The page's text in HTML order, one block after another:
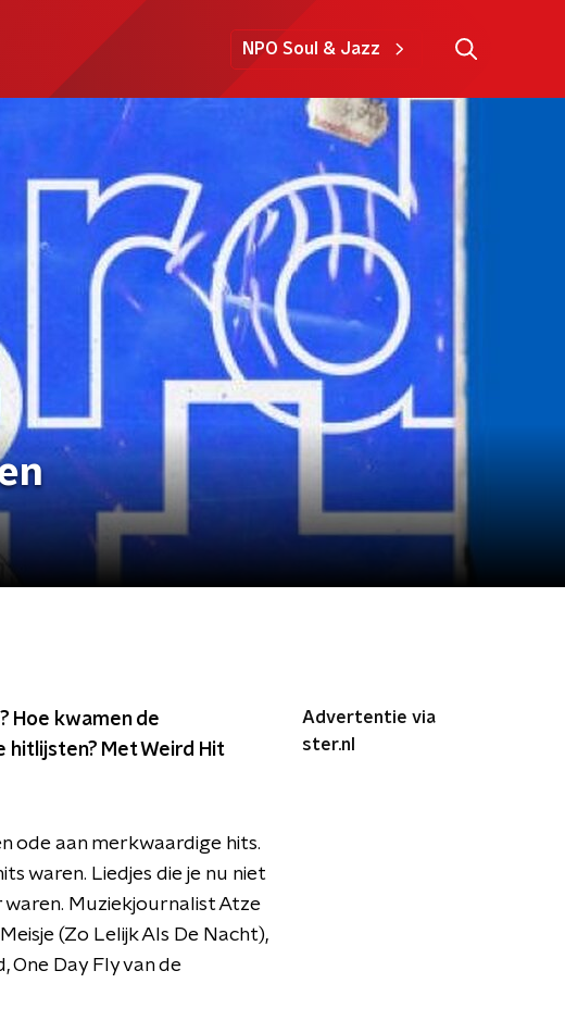
NPO Soul & Jazz
Hoe kwamen de
hitlijsten? Met Weird Hit
ode aan merkwaardige hits.
waren. Liedjes die je nu niet
Muziekjournalist Atze
(Zo Lelijk Als De Nacht),
One Day Fly van de
Advertentie via
ster.nl